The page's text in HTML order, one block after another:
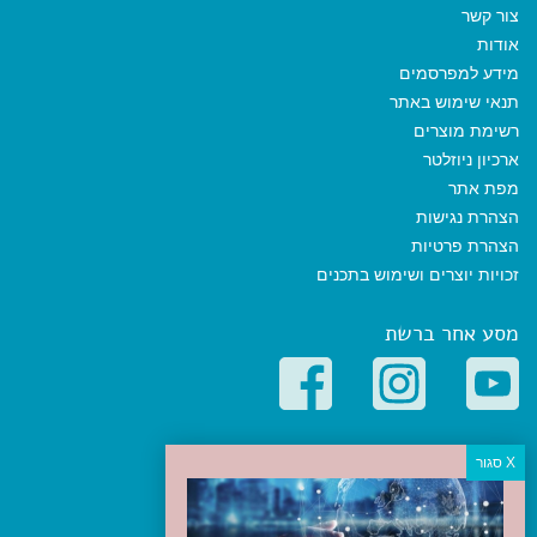
צור קשר
אודות
מידע למפרסמים
תנאי שימוש באתר
רשימת מוצרים
ארכיון ניוזלטר
מפת אתר
הצהרת נגישות
הצהרת פרטיות
זכויות יוצרים ושימוש בתכנים
מסע אחר ברשת
קטגוריות פופולריות
יעדים
טיולים בישראל